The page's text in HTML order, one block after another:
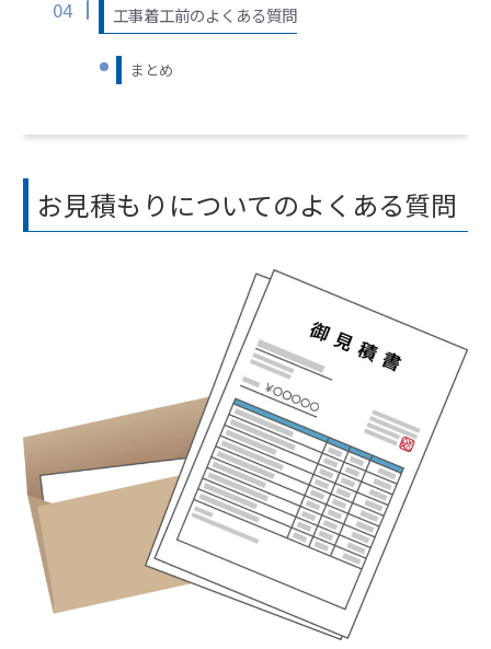
工事着工前のよくある質問
まとめ
お見積もりについてのよくある質問